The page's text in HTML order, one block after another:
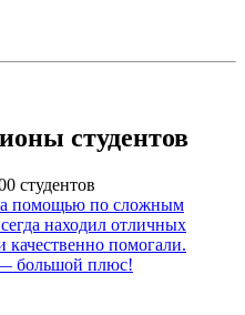
студентов
студентов
помощью по сложным
находил отличных
качественно помогали.
— большой плюс!